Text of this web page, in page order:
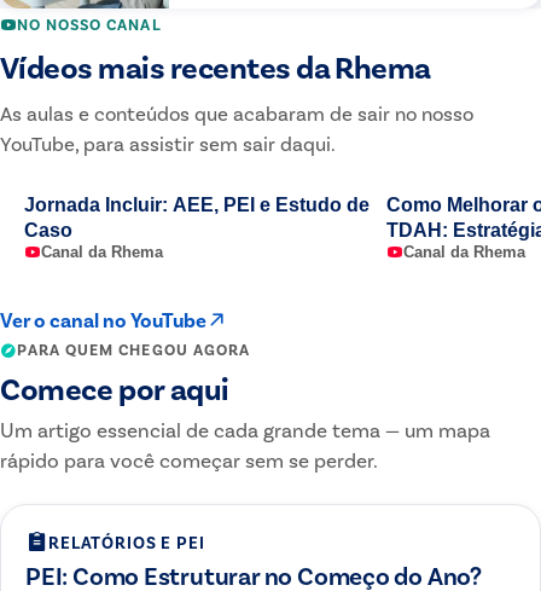
NO NOSSO CANAL
Vídeos mais recentes da Rhema
As aulas e conteúdos que acabaram de sair no nosso
YouTube, para assistir sem sair daqui.
Jornada Incluir: AEE, PEI e Estudo de
Caso
Canal da Rhema
Como Melhorar
TDAH:
de Aula ✏️🫟
Canal da Rhema
Ver o canal no YouTube
PARA QUEM CHEGOU AGORA
Comece por aqui
Um artigo essencial de cada grande tema — um mapa
rápido para você começar sem se perder.
RELATÓRIOS E PEI
PEI: Como Estruturar no Começo do Ano?